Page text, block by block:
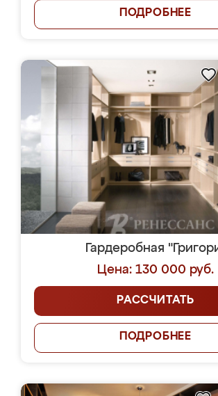
ПОДРОБНЕЕ
Гардеробная
Цена: 130 000 руб.
РАССЧИТАТЬ
ПОДРОБНЕЕ